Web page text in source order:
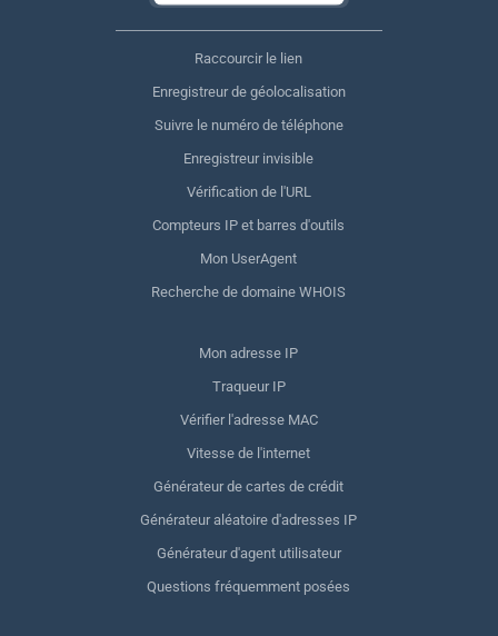
Raccourcir le lien
Enregistreur de géolocalisation
Suivre le numéro de téléphone
Enregistreur invisible
Vérification de l'URL
Compteurs IP et barres d'outils
Mon UserAgent
Recherche de domaine WHOIS
Mon adresse IP
Traqueur IP
Vérifier l'adresse MAC
Vitesse de l'internet
Générateur de cartes de crédit
Générateur aléatoire d'adresses IP
Générateur d'agent utilisateur
Questions fréquemment posées